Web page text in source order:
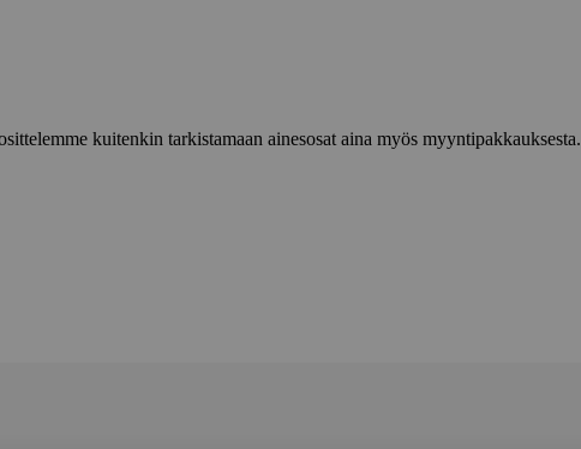
kuitenkin tarkistamaan ainesosat aina myös myyntipakkauksesta.